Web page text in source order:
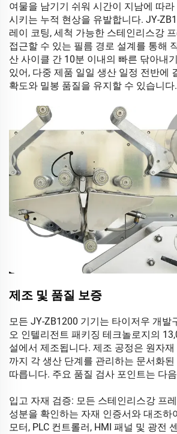
여물을 남기기 쉬워 시간이 지남에 따
시키는 누적 현상을 유발합니다. JY-
레이 코팅, 세척 가능한 스테인리스강
접근할 수 있는 필름 경로 설계를 통해
산 사이클 간 10분 이내의 빠른 닦아내
있어, 다중 제품 일일 생산 일정 전반에
확도와 밀봉 품질을 유지할 수 있습니다.
제조 및 품질 보증
모든 JY-ZB1200 기기는 타이저우 개발
오 인텔리전트 패키징 테크놀로지의
설에서 제조됩니다. 제조 공정은 원자
까지 각 생산 단계를 관리하는 문서화
따릅니다. 주요 품질 검사 포인트는 다
입고 자재 검증: 모든 스테인리스강 프
성분을 확인하는 자재 인증서와 대조하
모터, PLC 컨트롤러, HMI 패널 및 광전